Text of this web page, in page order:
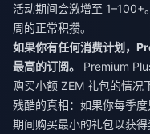
活动期间会激增至 1–100+
周的正常积攒。
如果你有任何消费计划，
最高的订阅。
Premium
购买小额 ZEM 礼包的情况
残酷的真相：如果你每季
期间购买最小的礼包以获得